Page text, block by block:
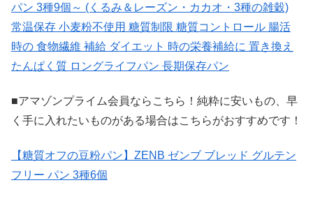
パン 3種9個～ (くるみ＆レーズン・カカオ・3種の雑穀)
常温保存 小麦粉不使用 糖質制限 糖質コントロール 腸活
時の 食物繊維 補給 ダイエット 時の栄養補給に 置き換え
たんぱく質 ロングライフパン 長期保存パン
■アマゾンプライム会員ならこちら！純粋に安いもの、早
く手に入れたいものがある場合はこちらがおすすめです！
【糖質オフの豆粉パン】ZENB ゼンブ ブレッド グルテン
フリー パン 3種6個